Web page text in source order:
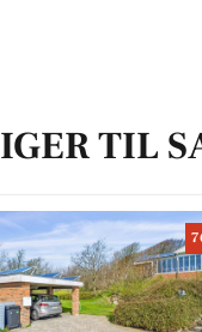
TIL